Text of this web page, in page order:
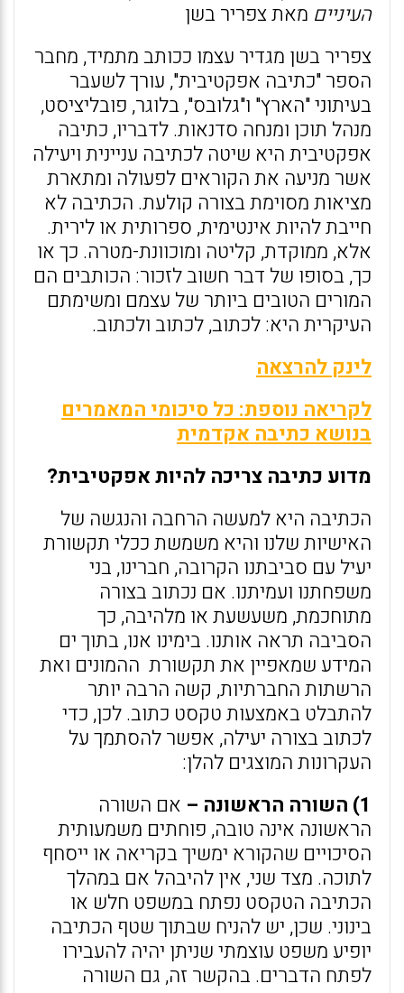
העיניים מאת צפריר בשן
צפריר בשן מגדיר עצמו ככותב מתמיד, מחבר
הספר "כתיבה אפקטיבית", עורך לשעבר
בעיתוני "הארץ" ו"גלובס", בלוגר, פובליציסט,
מנהל תוכן ומנחה סדנאות. לדבריו, כתיבה
אפקטיבית היא שיטה לכתיבה עניינית ויעילה
אשר מניעה את הקוראים לפעולה ומתארת
מציאות מסוימת בצורה קולעת. הכתיבה לא
חייבת להיות אינטימית, ספרותית או לירית.
אלא, ממוקדת, קליטה ומוכוונת-מטרה. כך או
כך, בסופו של דבר חשוב לזכור: הכותבים הם
המורים הטובים ביותר של עצמם ומשימתם
העיקרית היא: לכתוב, לכתוב ולכתוב.
לינק להרצאה
לקריאה נוספת: כל סיכומי המאמרים
בנושא כתיבה אקדמית
מדוע כתיבה צריכה להיות אפקטיבית?
הכתיבה היא למעשה הרחבה והנגשה של
האישיות שלנו והיא משמשת ככלי תקשורת
יעיל עם סביבתנו הקרובה, חברינו, בני
משפחתנו ועמיתנו. אם נכתוב בצורה
מתוחכמת, משעשעת או מלהיבה, כך
הסביבה תראה אותנו. בימינו אנו, בתוך ים
המידע שמאפיין את תקשורת ההמונים ואת
הרשתות החברתיות, קשה הרבה יותר
להתבלט באמצעות טקסט כתוב. לכן, כדי
לכתוב בצורה יעילה, אפשר להסתמך על
העקרונות המוצגים להלן:
1) השורה הראשונה –
אם השורה
הראשונה אינה טובה, פוחתים משמעותית
הסיכויים שהקורא ימשיך בקריאה או ייסחף
לתוכה. מצד שני, אין להיבהל אם במהלך
הכתיבה הטקסט נפתח במשפט חלש או
בינוני. שכן, יש להניח שבתוך שטף הכתיבה
יופיע משפט עוצמתי שניתן יהיה להעבירו
לפתח הדברים. בהקשר זה, גם השורה